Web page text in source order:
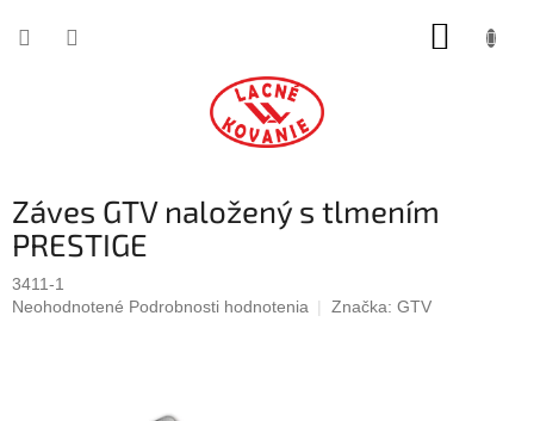
Záves GTV naložený s tlmením
PRESTIGE
3411-1
Priemerné
Neohodnotené Podrobnosti hodnotenia Značka: GTV